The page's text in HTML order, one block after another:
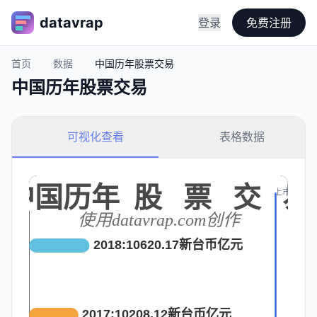
datavrap 登录 免费注册
首页 数据 中国历年股票交易
中国历年股票交易
可视化查看 表格数据